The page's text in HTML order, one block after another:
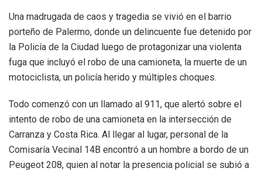
Una madrugada de caos y tragedia se vivió en el barrio
porteño de Palermo, donde un delincuente fue detenido por
la Policía de la Ciudad luego de protagonizar una violenta
fuga que incluyó el robo de una camioneta, la muerte de un
motociclista, un policía herido y múltiples choques.
Todo comenzó con un llamado al 911, que alertó sobre el
intento de robo de una camioneta en la intersección de
Carranza y Costa Rica. Al llegar al lugar, personal de la
Comisaría Vecinal 14B encontró a un hombre a bordo de un
Peugeot 208, quien al notar la presencia policial se subió a